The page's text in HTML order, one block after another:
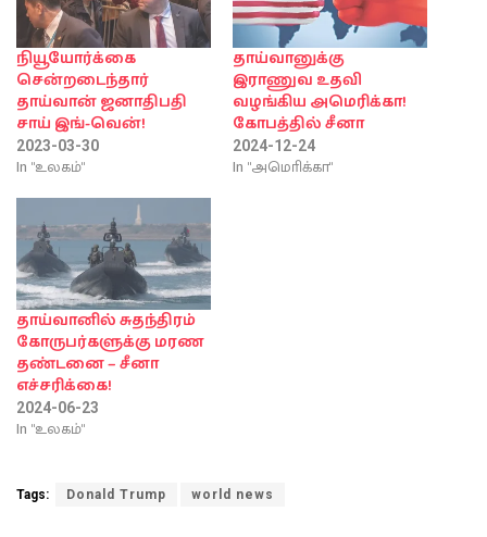
நியூயோர்க்கை
சென்றடைந்தார்
தாய்வான் ஜனாதிபதி
சாய் இங்-வென்!
2023-03-30
In "உலகம்"
தாய்வானுக்கு
இராணுவ உதவி
வழங்கிய அமெரிக்கா!
கோபத்தில் சீனா
2024-12-24
In "அமொிக்கா"
தாய்வானில் சுதந்திரம்
கோருபர்களுக்கு மரண
தண்டனை – சீனா
எச்சரிக்கை!
2024-06-23
In "உலகம்"
Tags: Donald Trump world news